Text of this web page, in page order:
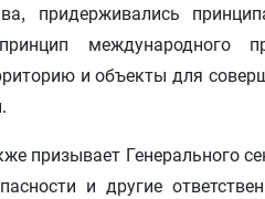
придерживались
международного
и объекты для
призывает Генерального
и другие